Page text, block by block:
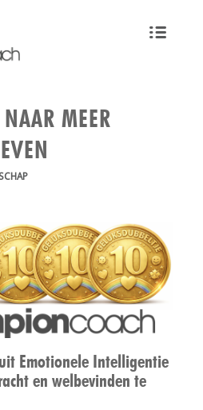
MEER
Emotionele Intelligentie
en welbevinden te